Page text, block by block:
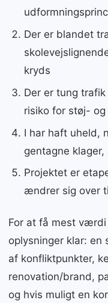
Der er blandet
kryds
Der er tung
risiko for støj-
I har haft uheld,
gentagne
Projektet er
ændrer sig over
For at få mest
oplysninger klar: en
af konfliktpunkter,
renovation/brand,
og hvis muligt en